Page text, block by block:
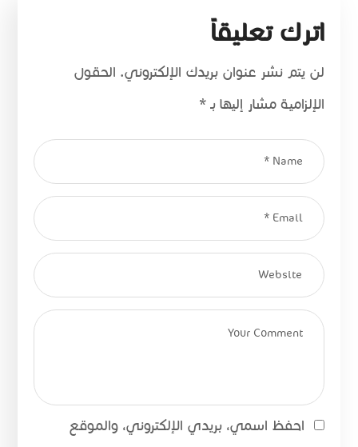
اترك تعليقاً
لن يتم نشر عنوان بريدك الإلكتروني. الحقول
الإلزامية مشار إليها بـ*
احفظ اسمي، بريدي الإلكتروني، والموقع